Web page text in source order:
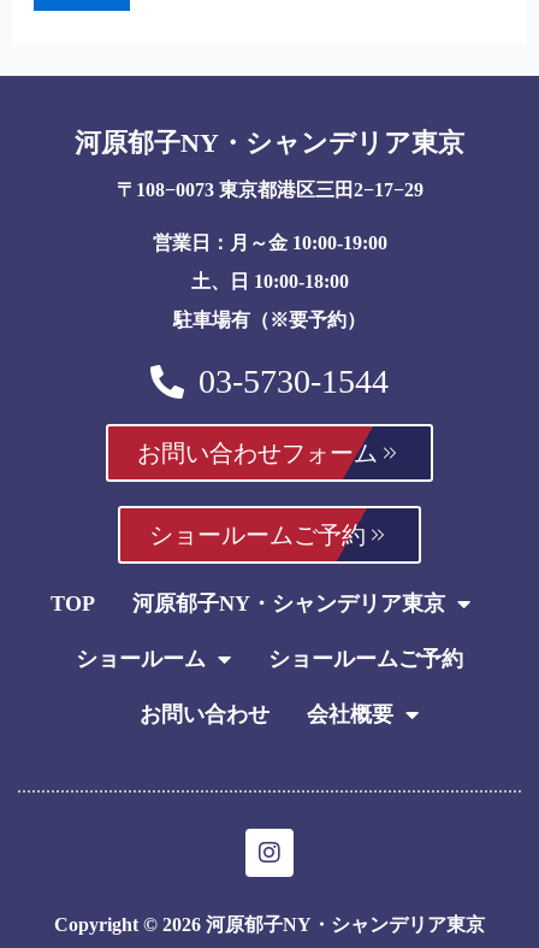
河原郁子NY・シャンデリア東京
〒108−0073 東京都港区三田2−17−29
営業日：月～金 10:00-19:00
土、日 10:00-18:00
駐車場有（※要予約）
03-5730-1544
お問い合わせフォーム
ショールームご予約
TOP 河原郁子NY・シャンデリア東京
ショールーム ショールームご予約
お問い合わせ 会社概要
I
n
t
a
Copyright © 2026 河原郁子NY・シャンデリア東京